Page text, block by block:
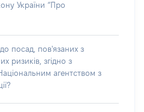
України “Про
посад, пов'язаних з
ризиків, згідно з
агентством з